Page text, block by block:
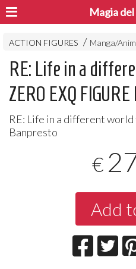
Magia
ACTION FIGURES Manga/
RE: Life in a
ZERO EXQ
RE: Life in a different world
Banpresto
€
Add